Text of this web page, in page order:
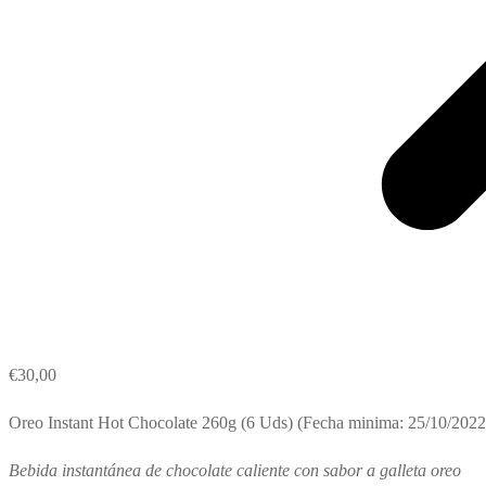
€30,00
Oreo Instant Hot Chocolate 260g (6 Uds) (Fecha minima: 25/10/
Bebida instantánea de chocolate caliente con sabor a galleta oreo